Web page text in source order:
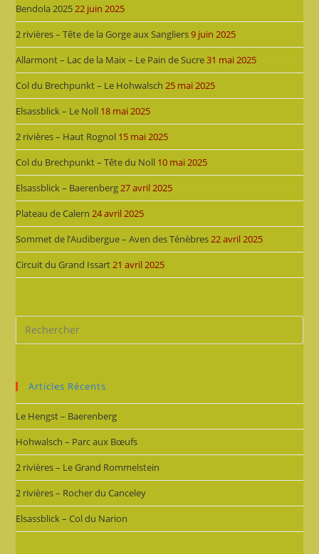
Bendola 2025 22 juin 2025
2 rivières – Tête de la Gorge aux Sangliers9 juin 2025
Allarmont – Lac de la Maix – Le Pain de Sucre31 mai 2025
Col du Brechpunkt – Le Hohwalsch 25 mai 2025
Elsassblick – Le Noll 18 mai 2025
2 rivières – Haut Rognol 15 mai 2025
Col du Brechpunkt – Tête du Noll 10 mai 2025
Elsassblick – Baerenberg 27 avril 2025
Plateau de Calern 24 avril 2025
Sommet de l’Audibergue – Aven des Ténèbres 22 avril 2025
Circuit du Grand Issart 21 avril 2025
Articles Récents
Le Hengst – Baerenberg
Hohwalsch – Parc aux Bœufs
2 rivières – Le Grand Rommelstein
2 rivières – Rocher du Canceley
Elsassblick – Col du Narion